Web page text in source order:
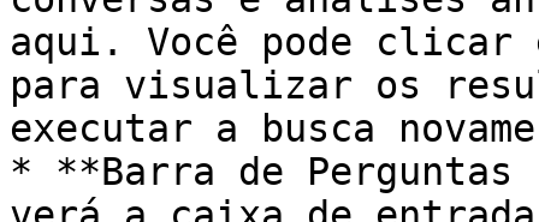
aqui. Você pode clicar
para visualizar os
executar a busca
* **Barra de